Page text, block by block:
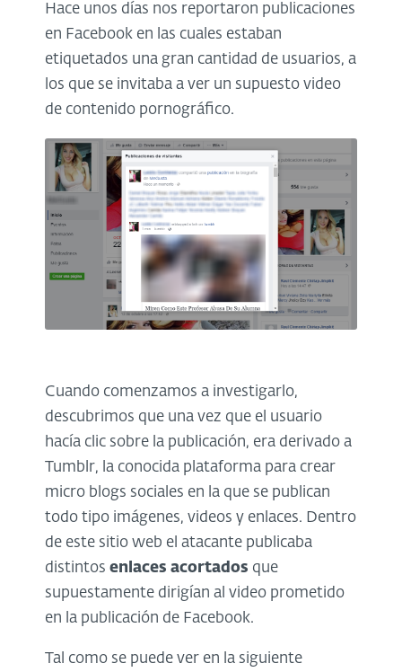
Hace unos días nos reportaron publicaciones
en Facebook en las cuales estaban
etiquetados una gran cantidad de usuarios, a
los que se invitaba a ver un supuesto video
de contenido pornográfico.
Cuando comenzamos a investigarlo,
descubrimos que una vez que el usuario
hacía clic sobre la publicación, era derivado a
Tumblr, la conocida plataforma para crear
micro blogs sociales en la que se publican
todo tipo imágenes, videos y enlaces. Dentro
de este sitio web el atacante publicaba
distintos enlaces acortados que
supuestamente dirigían al video prometido
en la publicación de Facebook.
Tal como se puede ver en la siguiente